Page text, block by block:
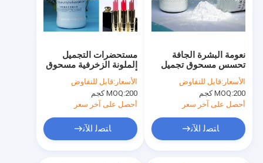
مستحضرات التجميل
الملونة الزخرفية مسحوق
أكسيد السيليكون
متخصص في مستحضرات
التجميل للوجه
الأسعار:قابل للتفاوض
MOQ:200 كجم
أحصل على آخر سعر
ﺎﺘﺼﻟ ﺍﻶﻧ
نعومة البشرة الجافة
تحسس مسحوق تجميل
السيليكون لمدة عامين
الأسعار:قابل للتفاوض
MOQ:200 كجم
أحصل على آخر سعر
ﺎﺘﺼﻟ ﺍﻶﻧ